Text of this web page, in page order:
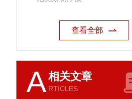
查看全部
A相关文章
RTICLES